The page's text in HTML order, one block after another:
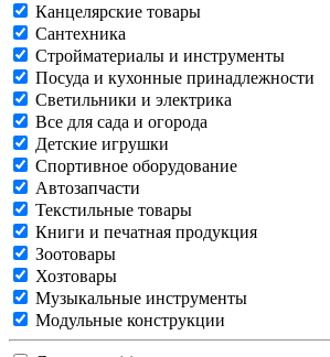
Канцелярские товары
Сантехника
Стройматериалы и инструменты
Посуда и кухонные принадлежности
Светильники и электрика
Все для сада и огорода
Детские игрушки
Спортивное оборудование
Автозапчасти
Текстильные товары
Книги и печатная продукция
Зоотовары
Хозтовары
Музыкальные инструменты
Модульные конструкции